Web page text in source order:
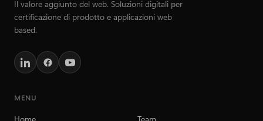
Il valore aggiunto del web. Soluzioni digitali per
certificazione di prodotto e applicazioni web
based.
MENU
Home Team